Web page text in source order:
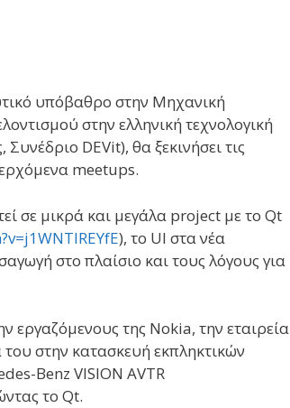
υπόβαθρο στην Μηχανική
στην ελληνική τεχνολογική
DEVit), θα ξεκινήσει τις
meetups.
σε μικρά και μεγάλα project με το Qt
), το UI στα νέα
στο πλαίσιο και τους λόγους για
της Nokia, την εταιρεία
στην κατασκευή εκπληκτικών
Benz VISION AVTR
το Qt.